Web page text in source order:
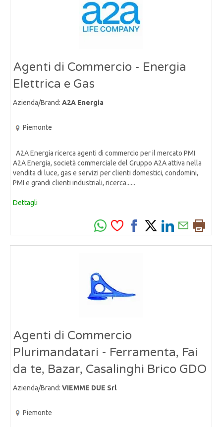
Agenti di Commercio - Energia
Elettrica e Gas
Azienda/Brand: A2A Energia
Piemonte
A2A Energia ricerca agenti di commercio per il mercato PMI
A2A Energia, società commerciale del Gruppo A2A attiva nella
vendita di luce, gas e servizi per clienti domestici, condomini,
PMI e grandi clienti industriali, ricerca......
Dettagli
Agenti di Commercio
Plurimandatari - Ferramenta, Fai
da te, Bazar, Casalinghi Brico GDO
Azienda/Brand: VIEMME DUE Srl
Piemonte